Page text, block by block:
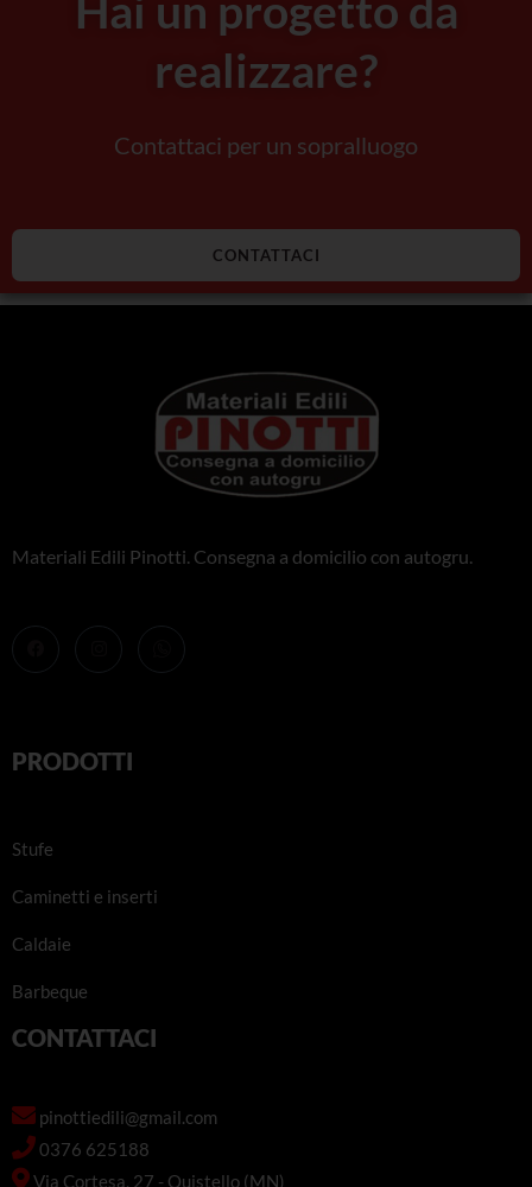
realizzare?
Contattaci per un sopralluogo
CONTATTACI
Materiali Edili Pinotti. Consegna a domicilio con autogru.
PRODOTTI
Stufe
Caminetti e inserti
Caldaie
Barbeque
CONTATTACI
pinottiedili@gmail.com
0376 625188
Via Cortesa, 27 - Quistello (MN)